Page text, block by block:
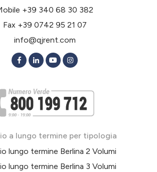
+39 340 68 30 382
Fax +39 0742 95 21 07
info@qjrent.com
a lungo termine per tipologia
lungo termine Berlina 2 Volumi
lungo termine Berlina 3 Volumi